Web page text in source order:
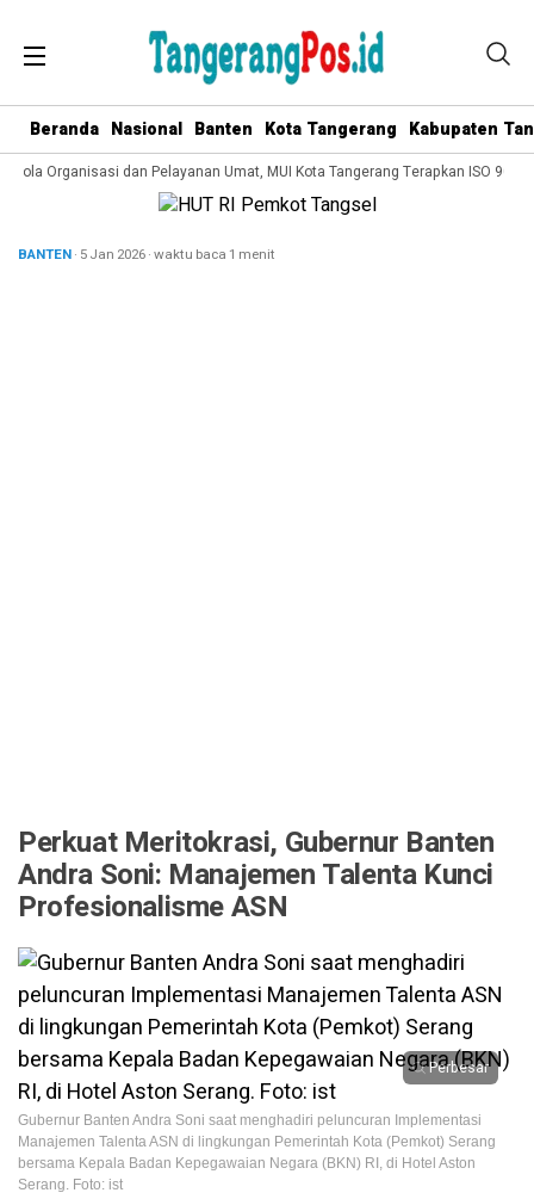
Beranda Nasional Banten Kota Tangerang Kabupaten
Organisasi dan Pelayanan Umat, MUI Kota Tangerang Terapkan ISO
BANTEN· 5 Jan 2026·waktu baca 1 menit
Perkuat Meritokrasi, Gubernur Banten
Andra Soni: Manajemen Talenta Kunci
Profesionalisme ASN
Perbesar
Gubernur Banten Andra Soni saat menghadiri peluncuran Implementasi
Manajemen Talenta ASN di lingkungan Pemerintah Kota (Pemkot) Serang
bersama Kepala Badan Kepegawaian Negara (BKN) RI, di Hotel Aston
Serang. Foto: ist